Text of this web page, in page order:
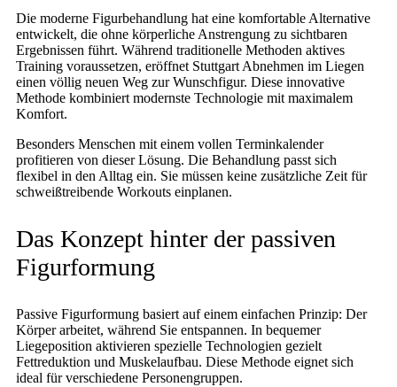
Die moderne Figurbehandlung hat eine komfortable Alternative
entwickelt, die ohne körperliche Anstrengung zu sichtbaren
Ergebnissen führt. Während traditionelle Methoden aktives
Training voraussetzen, eröffnet Stuttgart Abnehmen im Liegen
einen völlig neuen Weg zur Wunschfigur. Diese innovative
Methode kombiniert modernste Technologie mit maximalem
Komfort.
Besonders Menschen mit einem vollen Terminkalender
profitieren von dieser Lösung. Die Behandlung passt sich
flexibel in den Alltag ein. Sie müssen keine zusätzliche Zeit für
schweißtreibende Workouts einplanen.
Das Konzept hinter der passiven
Figurformung
Passive Figurformung basiert auf einem einfachen Prinzip: Der
Körper arbeitet, während Sie entspannen. In bequemer
Liegeposition aktivieren spezielle Technologien gezielt
Fettreduktion und Muskelaufbau. Diese Methode eignet sich
ideal für verschiedene Personengruppen.